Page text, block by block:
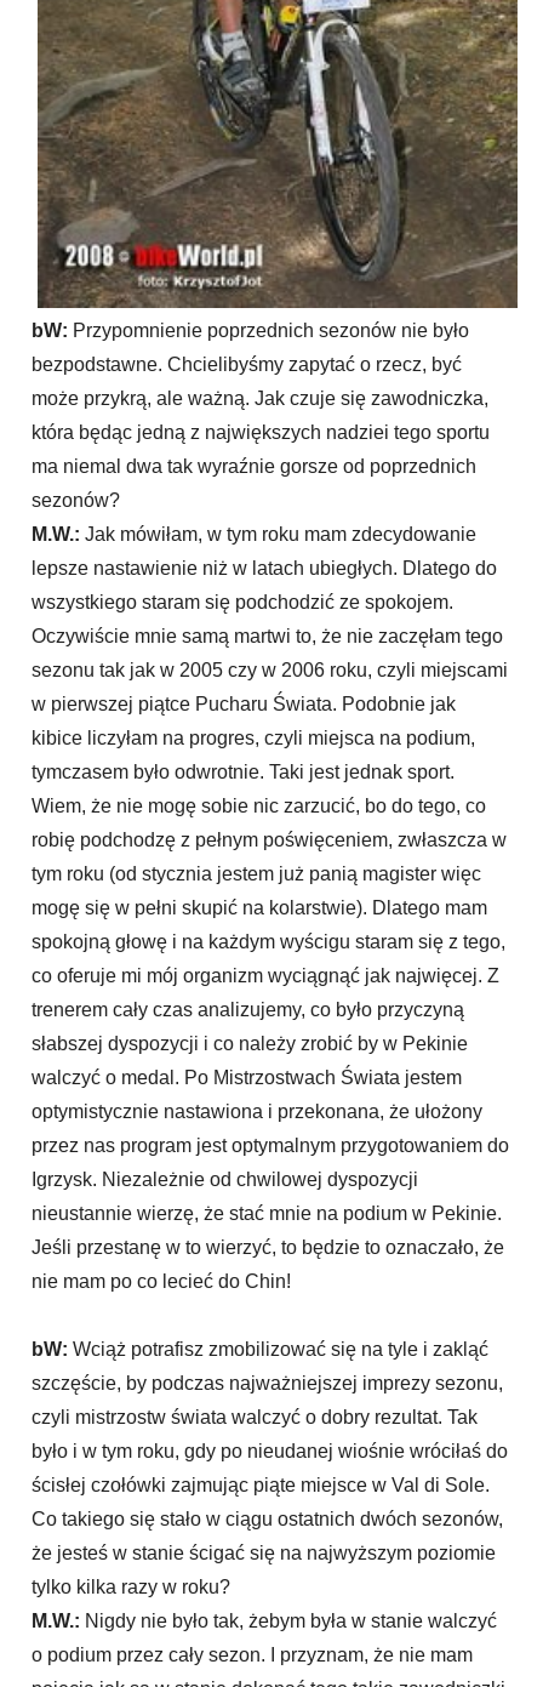
bW: Przypomnienie poprzednich sezonów nie było
bezpodstawne. Chcielibyśmy zapytać o rzecz, być
może przykrą, ale ważną. Jak czuje się zawodniczka,
która będąc jedną z największych nadziei tego sportu
ma niemal dwa tak wyraźnie gorsze od poprzednich
sezonów?
M.W.:Jak mówiłam, w tym roku mam zdecydowanie
lepsze nastawienie niż w latach ubiegłych. Dlatego do
wszystkiego staram się podchodzić ze spokojem.
Oczywiście mnie samą martwi to, że nie zaczęłam tego
sezonu tak jak w 2005 czy w 2006 roku, czyli miejscami
w pierwszej piątce Pucharu Świata. Podobnie jak
kibice liczyłam na progres, czyli miejsca na podium,
tymczasem było odwrotnie. Taki jest jednak sport.
Wiem, że nie mogę sobie nic zarzucić, bo do tego, co
robię podchodzę z pełnym poświęceniem, zwłaszcza w
tym roku (od stycznia jestem już panią magister więc
mogę się w pełni skupić na kolarstwie). Dlatego mam
spokojną głowę i na każdym wyścigu staram się z tego,
co oferuje mi mój organizm wyciągnąć jak najwięcej. Z
trenerem cały czas analizujemy, co było przyczyną
słabszej dyspozycji i co należy zrobić by w Pekinie
walczyć o medal. Po Mistrzostwach Świata jestem
optymistycznie nastawiona i przekonana, że ułożony
przez nas program jest optymalnym przygotowaniem do
Igrzysk. Niezależnie od chwilowej dyspozycji
nieustannie wierzę, że stać mnie na podium w Pekinie.
Jeśli przestanę w to wierzyć, to będzie to oznaczało, że
nie mam po co lecieć do Chin!
bW:Wciąż potrafisz zmobilizować się na tyle i zakląć
szczęście, by podczas najważniejszej imprezy sezonu,
czyli mistrzostw świata walczyć o dobry rezultat. Tak
było i w tym roku, gdy po nieudanej wiośnie wróciłaś do
ścisłej czołówki zajmując piąte miejsce w Val di Sole.
Co takiego się stało w ciągu ostatnich dwóch sezonów,
że jesteś w stanie ścigać się na najwyższym poziomie
tylko kilka razy w roku?
M.W.: Nigdy nie było tak, żebym była w stanie walczyć
o podium przez cały sezon. I przyznam, że nie mam